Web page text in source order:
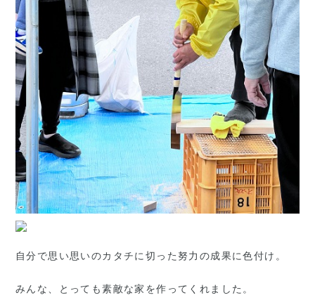
自分で思い思いのカタチに切った努力の成果に色付け。
みんな、とっても素敵な家を作ってくれました。